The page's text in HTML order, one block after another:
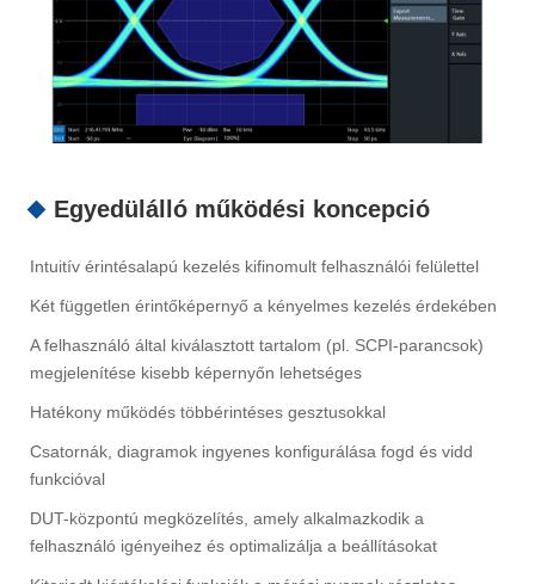
Egyedülálló működési koncepció
Intuitív érintésalapú kezelés kifinomult felhasználói felülettel
Két független érintőképernyő a kényelmes kezelés érdekében
A felhasználó által kiválasztott tartalom (pl. SCPI-parancsok)
megjelenítése kisebb képernyőn lehetséges
Hatékony működés többérintéses gesztusokkal
Csatornák, diagramok ingyenes konfigurálása fogd és vidd
funkcióval
DUT-központú megközelítés, amely alkalmazkodik a
felhasználó igényeihez és optimalizálja a beállításokat